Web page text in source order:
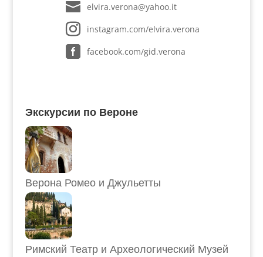
elvira.verona@yahoo.it
instagram.com/elvira.verona
facebook.com/gid.verona
Экскурсии по Вероне
Верона Ромео и Джульетты
Римский Театр и Археологический Музей